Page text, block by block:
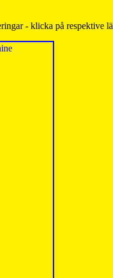
- klicka på respektive